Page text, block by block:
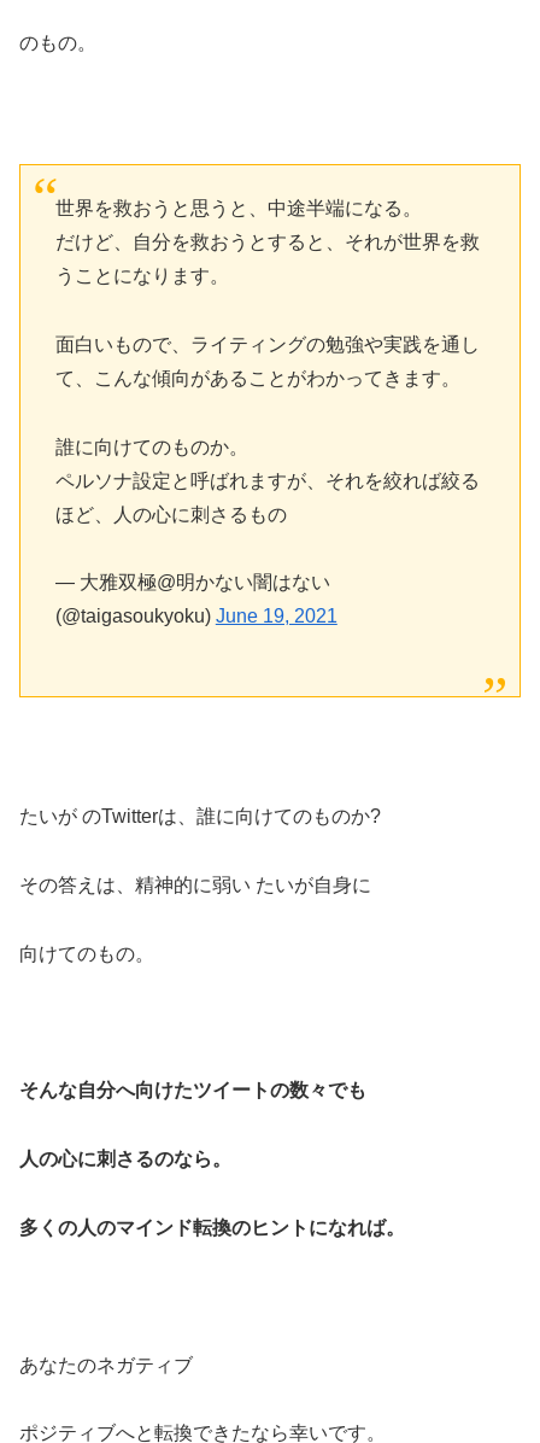
のもの。
世界を救おうと思うと、中途半端になる。
だけど、自分を救おうとすると、それが世界を救
うことになります。
面白いもので、ライティングの勉強や実践を通し
て、こんな傾向があることがわかってきます。
誰に向けてのものか。
ペルソナ設定と呼ばれますが、それを絞れば絞る
ほど、人の心に刺さるもの
— 大雅双極@明かない闇はない
(@taigasoukyoku) June 19, 2021
たいが のTwitterは、誰に向けてのものか?
その答えは、精神的に弱い たいが自身に
向けてのもの。
そんな自分へ向けたツイートの数々でも
人の心に刺さるのなら。
多くの人のマインド転換のヒントになれば。
あなたのネガティブ
ポジティブへと転換できたなら幸いです。